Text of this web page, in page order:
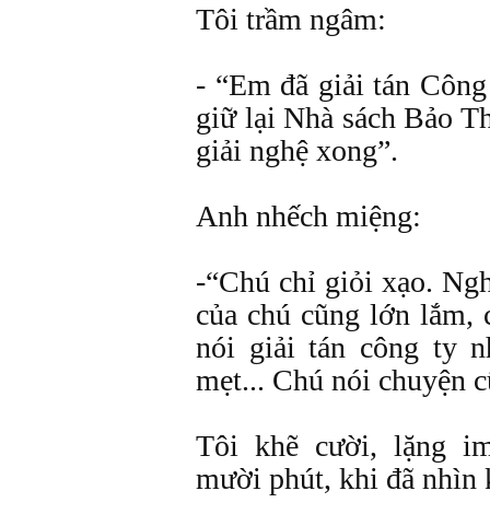
Tôi trầm ngâm:
- “Em đã giải tán
giữ lại Nhà sách Bảo
giải nghệ xong”.
Anh nhếch miệng:
-“Chú chỉ giỏi xạo.
của chú cũng lớn lắm,
nói giải tán công ty
mẹt... Chú nói chuyện
Tôi khẽ cười, lặng
mười phút, khi đã nhìn